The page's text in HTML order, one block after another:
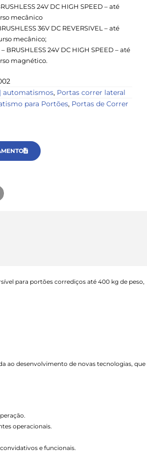
24V DC HIGH SPEED – até
mecânico
36V DC REVERSIVEL – até
mecânico;
BRUSHLESS 24V DC HIGH SPEED – até
magnético.
automatismos, Portas correr lateral
para Portões, Portas de Correr
para portões corrediços até 400 kg de peso,
ao desenvolvimento de novas tecnologias, que
operacionais.
e funcionais.